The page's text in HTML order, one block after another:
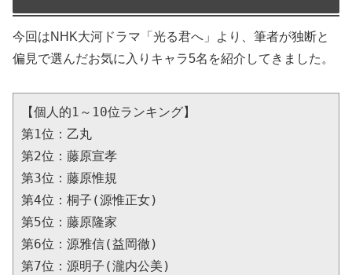
今回はNHK大河ドラマ「光る君へ」より、筆者が独断と
偏見で選んだお気に入りキャラ5名を紹介してきました。
【個人的1～10位ランキング】
第1位：乙丸
第2位：藤原宣孝
第3位：藤原惟規
第4位：桐子(源惟正女)
第5位：藤原隆家
第6位：源雅信(益岡徹)
第7位：源明子(瀧内公美)